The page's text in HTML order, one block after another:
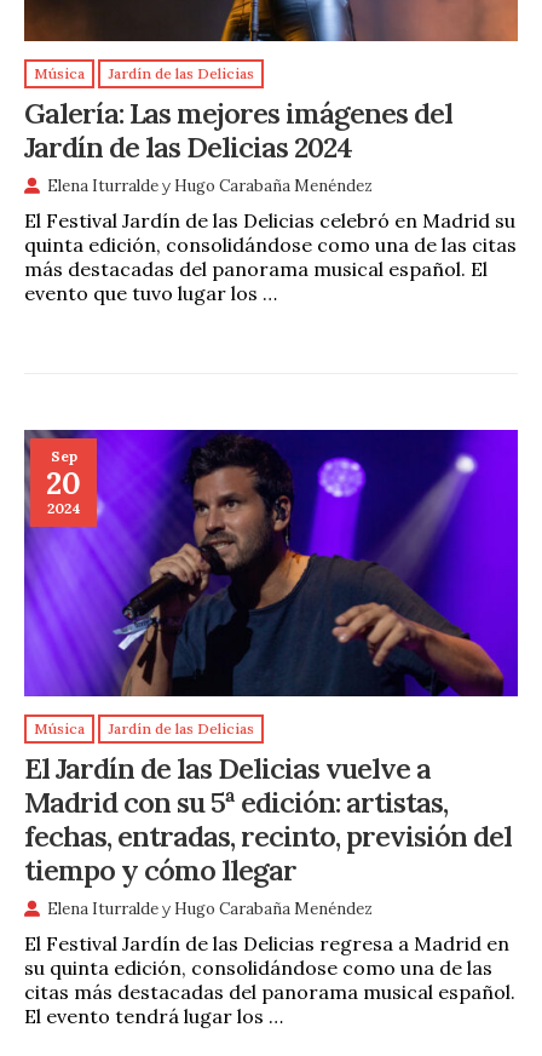
Música Jardín de las Delicias
Galería: Las mejores imágenes del
Jardín de las Delicias 2024
Elena Iturraldey Hugo Carabaña Menéndez
El Festival Jardín de las Delicias celebró en Madrid su
quinta edición, consolidándose como una de las citas
más destacadas del panorama musical español. El
evento que tuvo lugar los …
Sep
20
2024
Música Jardín de las Delicias
El Jardín de las Delicias vuelve a
Madrid con su 5ª edición: artistas,
fechas, entradas, recinto, previsión del
tiempo y cómo llegar
Elena Iturraldey Hugo Carabaña Menéndez
El Festival Jardín de las Delicias regresa a Madrid en
su quinta edición, consolidándose como una de las
citas más destacadas del panorama musical español.
El evento tendrá lugar los …